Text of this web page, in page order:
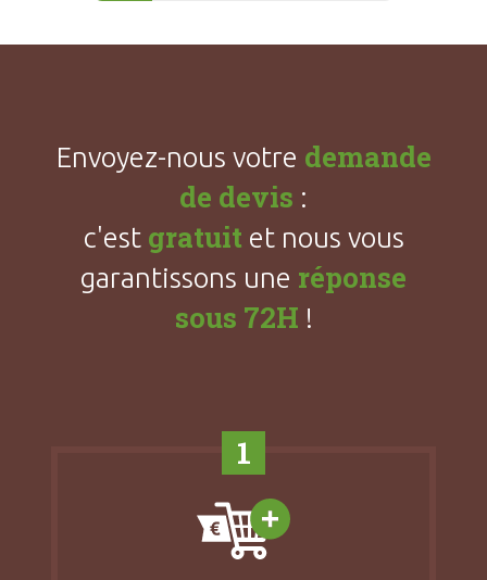
Envoyez-nous votre demande
de devis :
c'est gratuit et nous vous
garantissons une réponse
sous 72H !
1